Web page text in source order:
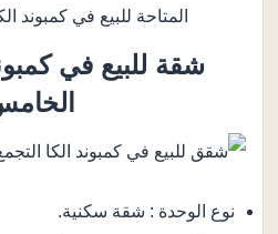
المتاحة للبيع في كمبوند
شقة للبيع في
نوع الوحدة : شقة سكنية.